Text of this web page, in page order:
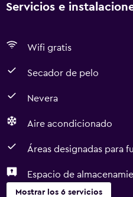
Servicios e
Wifi gratis
Secador de pelo
Nevera
Aire acondicionado
Áreas designadas para
Espacio de
Mostrar los 6 servicios